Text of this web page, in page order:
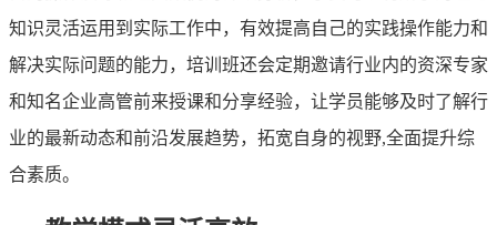
知识灵活运用到实际工作中，有效提高自己的实践操作能力和
解决实际问题的能力，培训班还会定期邀请行业内的资深专家
和知名企业高管前来授课和分享经验，让学员能够及时了解行
业的最新动态和前沿发展趋势，拓宽自身的视野,全面提升综
合素质。